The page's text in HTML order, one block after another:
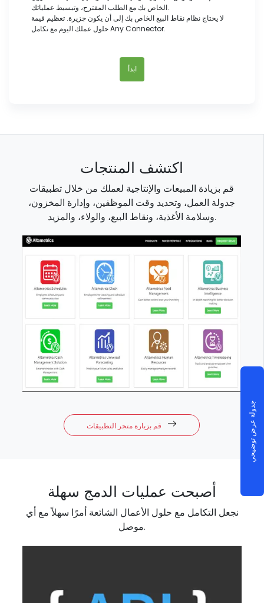
الخاص بك مع الطلب المقترح، وتبسيط عملياتك.
لا يحتاج نظام نقاط البيع الخاص بك إلى أن يكون جزيرة. تعظيم قيمة
حلول عملك اليوم مع تكامل Any Connector.
ابدأ
اكتشف المنتجات
قم بزيادة المبيعات والإنتاجية لعملك من خلال تطبيقات
جدولة العمل، وتحديد وقت الموظفين، وإدارة المخزون،
وسلامة الأغذية، ونقاط البيع، والولاء، والمزيد.
أصبحت عمليات الدمج سهلة
نجعل التكامل مع حلول الأعمال الشائعة أمرًا سهلاً مع أي
موصل.
جدولة عرض توضيحي